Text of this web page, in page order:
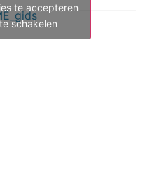
te accepteren
schakelen